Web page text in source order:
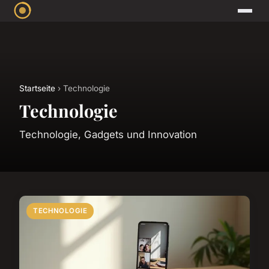
Startseite › Technologie
Technologie
Technologie, Gadgets und Innovation
TECHNOLOGIE